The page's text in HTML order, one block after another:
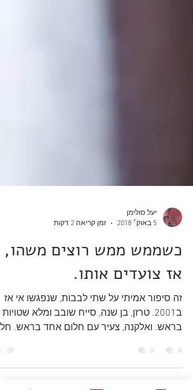
5 באוק׳ 2018
זמן קריאה 2 דקות
כשממש ממש רוצים משהו,
אז צועדים אותו.
זה סיפור אמיתי על שתי לבבות, שנפגשו אי אז
ב2001. טרזן, בן שנה, סייח שובב ומלא שטויות